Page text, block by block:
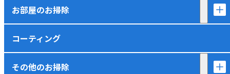
お部屋のお掃除
コーティング
その他のお掃除